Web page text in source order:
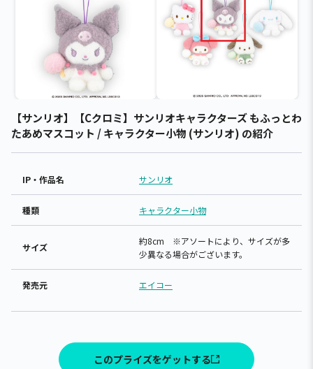
【サンリオ】【Cクロミ】サンリオキャラクターズ もふっとわ
たあめマスコット / キャラクター小物 (サンリオ) の紹介
IP・作品名 サンリオ
種類 キャラクター小物
サイズ
約8cm ※アソートにより、サイズが多
少異なる場合がございます。
発売元 エイコー
このプライズをゲットする